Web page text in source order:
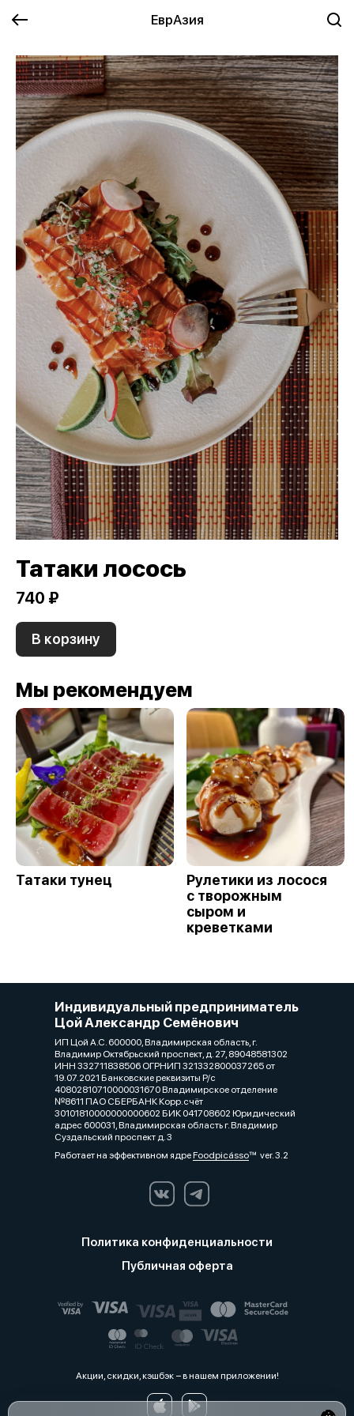
ЕврАзия
Татаки лосось
740 ₽
В корзину
Мы рекомендуем
Татаки тунец
Рулетики из лосося
с творожным
сыром и
креветками
Индивидуальный предприниматель
Цой Александр Семёнович
ИП Цой А.С. 600000, Владимирская область, г.
Владимир Октябрьский проспект, д. 27, 89048581302
ИНН 332711838506 ОГРНИП 321332800037265 от
19.07.2021 Банковские реквизиты Р/с
40802810710000031670 Владимирское отделение
№8611 ПАО СБЕРБАНК Корр.счёт
30101810000000000602 БИК 041708602 Юридический
адрес 600031, Владимирская область г. Владимир
Суздальский проспект д. 3
Работает на эффективном ядреFoodpicássover. 3.2
Политика конфиденциальности
Публичная оферта
Акции, скидки, кэшбэк − в нашем приложении!